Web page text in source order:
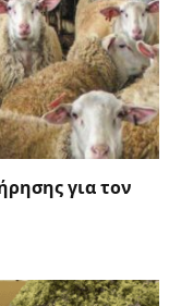
για τον